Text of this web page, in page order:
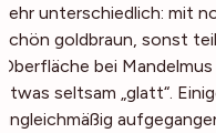
sehr unterschiedlich: mit
schön goldbraun, sonst
Oberfläche bei
etwas seltsam „glatt“.
ungleichmäßig